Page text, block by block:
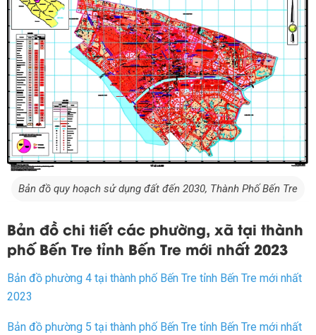
Bản đồ quy hoạch sử dụng đất đến 2030, Thành Phố Bến Tre
Bản đồ chi tiết các phường, xã tại thành
phố Bến Tre tỉnh Bến Tre mới nhất 2023
Bản đồ phường 4 tại thành phố Bến Tre tỉnh Bến Tre mới nhất
2023
Bản đồ phường 5 tại thành phố Bến Tre tỉnh Bến Tre mới nhất